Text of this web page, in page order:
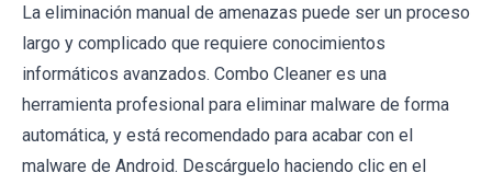
La eliminación manual de amenazas puede ser un proceso
largo y complicado que requiere conocimientos
informáticos avanzados. Combo Cleaner es una
herramienta profesional para eliminar malware de forma
automática, y está recomendado para acabar con el
malware de Android. Descárguelo haciendo clic en el